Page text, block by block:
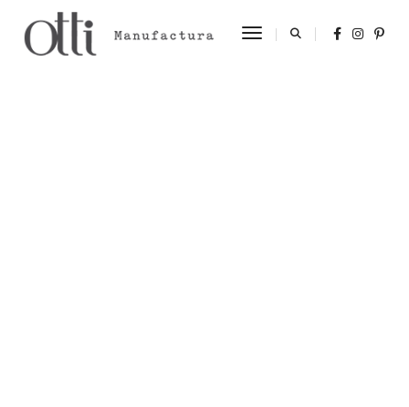
Toggle Navigation